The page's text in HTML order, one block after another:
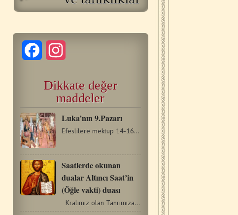
Facebook
Dikkate değer
maddeler
Luka’nın 9.Pazarı
Efeslilere mektup 14-16Çünkü Mesih'in kendisi barışıklığımızdır.…
Saatlerde okunan
dualar Altıncı Saat’in
(Öğle vakti) duası
Kralımız olan Tanrımıza secde edip diz çökelim.…